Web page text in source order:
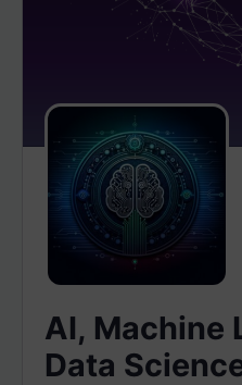
AI, Machine
Data